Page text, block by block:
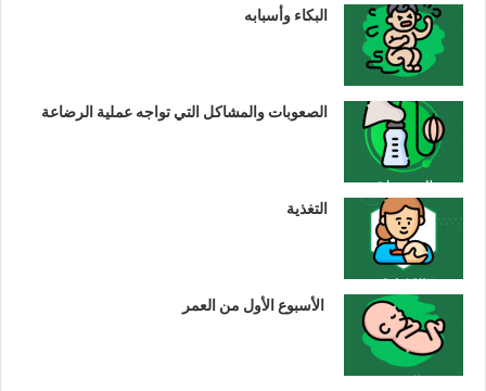
البكاء وأسبابه
الصعوبات والمشاكل التي تواجه عملية الرضاعة
التغذية
الأسبوع الأول من العمر